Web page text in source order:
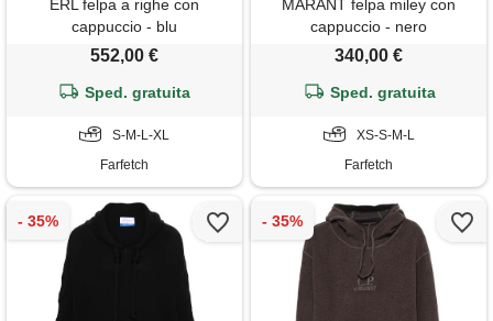
ERL felpa a righe con
cappuccio - blu
552,00 €
Sped. gratuita
S-M-L-XL
Farfetch
MARANT felpa miley con
cappuccio - nero
340,00 €
Sped. gratuita
XS-S-M-L
Farfetch